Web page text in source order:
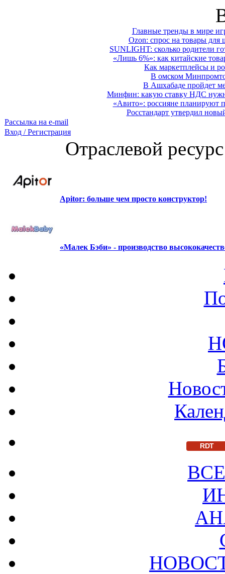
Главные тренды в мире
Ozon: спрос на товары для
SUNLIGHT: сколько родители
«Лишь 6%»: как китайские
Как маркетплейсы и
В омском
В Ашхабаде пройдет
Минфин: какую ставку НДС
«Авито»: россияне планируют
Росстандарт утвердил
Рассылка на e-mail
Вход / Регистрация
Отраслевой
Apitor: больше чем просто конструктор!
«Малек Бэби» - производство
RDT